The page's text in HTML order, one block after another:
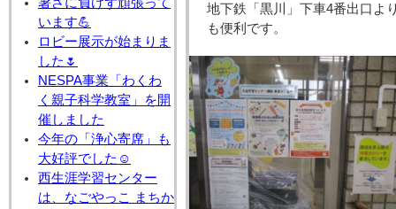
暑さに負けず頑張って
います💪
ロビー展示が始まりま
した🌷
NESPA事業「わくわ
く親子科学教室」を開
催しました
今年の「浄心寄席」も
大好評でした☺
西生涯学習センター
は、なごやっこ まちか
地下鉄「黒川」下車4番出口よ
も便利です。